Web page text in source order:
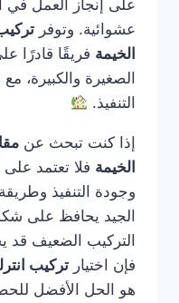
على إنجاز العمل في
عشوائية. وتوفر
الخيمة فريقًا قادرًا
الصغيرة والكبيرة،
التنفيذ.
إذا كنت تبحث عن
الخيمة فلا تعتمد
وجودة التنفيذ
الجيد يحافظ على
التركيب الضعيف قد
فإن اختيار تركيب
هو الحل الأفضل